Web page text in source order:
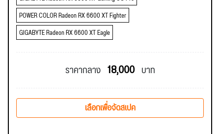
POWER COLOR Radeon RX 6600 XT Fighter
GIGABYTE Radeon RX 6600 XT Eagle
ราคากลาง 18,000 บาท
เลือกเพื่อจัดสเปค